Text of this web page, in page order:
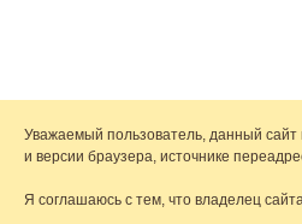
Уважаемый пользователь, данный
и версии браузера, источнике
Я соглашаюсь с тем, что владелец